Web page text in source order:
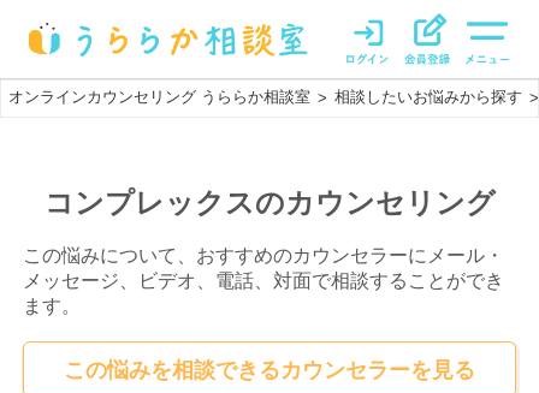
オンラインカウンセリング うららか相談室 > 相談したいお悩みから探す >
コンプレックスのカウンセリング
この悩みについて、おすすめのカウンセラーにメール・
メッセージ、ビデオ、電話、対面で相談することができ
ます。
この悩みを相談できるカウンセラーを見る